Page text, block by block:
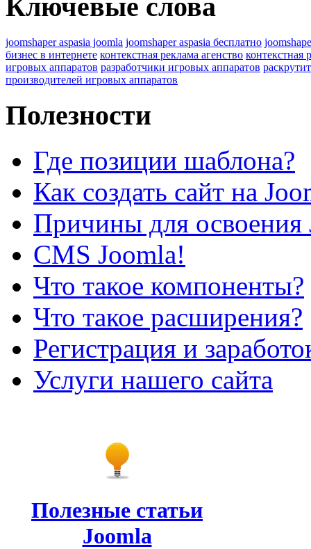
Ключевые слова
joomshaper aspasia joomla joomshaper aspasia бесплатно
бизнес в интернете контекстная реклама агенство контекстная
игровых аппаратов разработчики игровых аппаратов
производителей игровых аппаратов
Полезности
Где позиции шаблона?
Как создать сайт на
Причины для освоения
CMS Joomla!
Что такое компоненты?
Что такое расширения?
Регистрация и
Услуги нашего сайта
Полезные статьи
Joomla